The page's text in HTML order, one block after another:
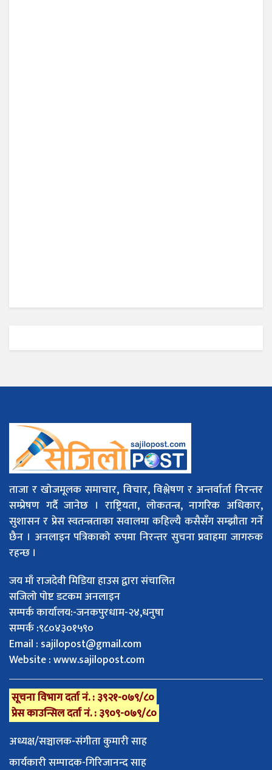
ताजा र खोजमूलक समाचार, विचार, विश्लेषण र अन्तर्वार्ता निरन्तर
सम्प्रेषण गर्दै जानेछ । राष्ट्रियता, लोकतन्त्र, नागरिक अधिकार,
सुशासन र प्रेस स्वतन्त्रताका सवालमा कहिल्यै कसैसँग सम्झौता गर्ने
छैन । अनलाइन पत्रिकाको रुपमा निरन्तर सुचना प्रवाहमा जागरुक
रहन्छ ।
जय माँ राजदेवी मिडिया हाउस द्वारा संचालित
सजिलो पोष्ट डटकम अनलाइन
सम्पर्क कार्यालय:-जनकपुरधाम-२४,धनुषा
सम्पर्क :९८०४३०१५९०
Email : sajilopost@gmail.com
Website : www.sajilopost.com
सूचना विभाग दर्ता नं. : ३९२१-०७९/८०
प्रेस काउन्सिल दर्ता नं. : ३९०९-०७९/८०
अध्यक्ष/सञ्चालक-संगीता कुमारी साह
कार्यकारी सम्पादक-गिरिजानन्द साह